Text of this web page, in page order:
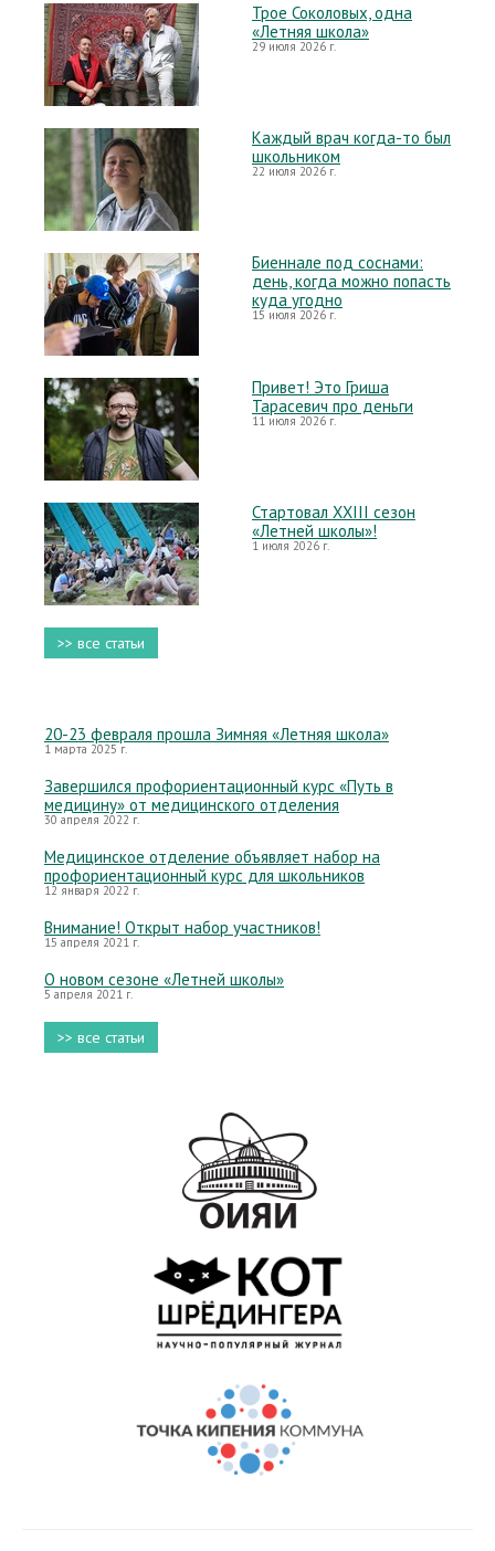
Трое Соколовых, одна
«Летняя школа»
29 июля 2026 г.
Каждый врач когда-то был
школьником
22 июля 2026 г.
Биеннале под соснами:
день, когда можно попасть
куда угодно
15 июля 2026 г.
Привет! Это Гриша
Тарасевич про деньги
11 июля 2026 г.
Стартовал XXIII сезон
«Летней школы»!
1 июля 2026 г.
>> все статьи
20-23 февраля прошла Зимняя «Летняя школа»
1 марта 2025 г.
Завершился профориентационный курс «Путь в
медицину» от медицинского отделения
30 апреля 2022 г.
Медицинское отделение объявляет набор на
профориентационный курс для школьников
12 января 2022 г.
Внимание! Открыт набор участников!
15 апреля 2021 г.
О новом сезоне «Летней школы»
5 апреля 2021 г.
>> все статьи